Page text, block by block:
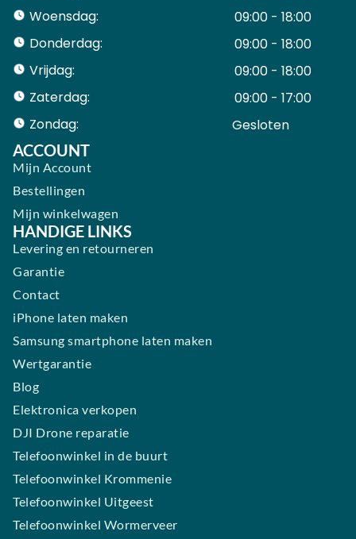
Woensdag:
09:00 - 18:00
Donderdag:
09:00 - 18:00
Vrijdag:
09:00 - 18:00
Zaterdag:
09:00 - 17:00
Zondag:
Gesloten ​ ​ ​ ​ ​ ​ ​
ACCOUNT
Mijn Account
Bestellingen
Mijn winkelwagen
HANDIGE LINKS
Levering en retourneren
Garantie
Contact
iPhone laten maken
Samsung smartphone laten maken
Wertgarantie
Blog
Elektronica verkopen
DJI Drone reparatie
Telefoonwinkel in de buurt
Telefoonwinkel Krommenie
Telefoonwinkel Uitgeest
Telefoonwinkel Wormerveer